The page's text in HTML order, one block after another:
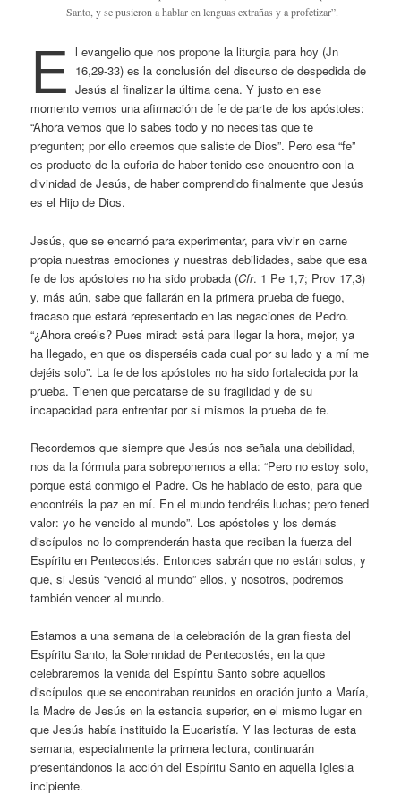
Santo, y se pusieron a hablar en lenguas extrañas y a profetizar”.
E l evangelio que nos propone la liturgia para hoy (Jn
16,29-33) es la conclusión del discurso de despedida de
Jesús al finalizar la última cena. Y justo en ese
momento vemos una afirmación de fe de parte de los apóstoles:
“Ahora vemos que lo sabes todo y no necesitas que te
pregunten; por ello creemos que saliste de Dios”. Pero esa “fe”
es producto de la euforia de haber tenido ese encuentro con la
divinidad de Jesús, de haber comprendido finalmente que Jesús
es el Hijo de Dios.
Jesús, que se encarnó para experimentar, para vivir en carne
propia nuestras emociones y nuestras debilidades, sabe que esa
fe de los apóstoles no ha sido probada (Cfr. 1 Pe 1,7; Prov 17,3)
y, más aún, sabe que fallarán en la primera prueba de fuego,
fracaso que estará representado en las negaciones de Pedro.
“¿Ahora creéis? Pues mirad: está para llegar la hora, mejor, ya
ha llegado, en que os disperséis cada cual por su lado y a mí me
dejéis solo”. La fe de los apóstoles no ha sido fortalecida por la
prueba. Tienen que percatarse de su fragilidad y de su
incapacidad para enfrentar por sí mismos la prueba de fe.
Recordemos que siempre que Jesús nos señala una debilidad,
nos da la fórmula para sobreponernos a ella: “Pero no estoy solo,
porque está conmigo el Padre. Os he hablado de esto, para que
encontréis la paz en mí. En el mundo tendréis luchas; pero tened
valor: yo he vencido al mundo”. Los apóstoles y los demás
discípulos no lo comprenderán hasta que reciban la fuerza del
Espíritu en Pentecostés. Entonces sabrán que no están solos, y
que, si Jesús “venció al mundo” ellos, y nosotros, podremos
también vencer al mundo.
Estamos a una semana de la celebración de la gran fiesta del
Espíritu Santo, la Solemnidad de Pentecostés, en la que
celebraremos la venida del Espíritu Santo sobre aquellos
discípulos que se encontraban reunidos en oración junto a María,
la Madre de Jesús en la estancia superior, en el mismo lugar en
que Jesús había instituido la Eucaristía. Y las lecturas de esta
semana, especialmente la primera lectura, continuarán
presentándonos la acción del Espíritu Santo en aquella Iglesia
incipiente.